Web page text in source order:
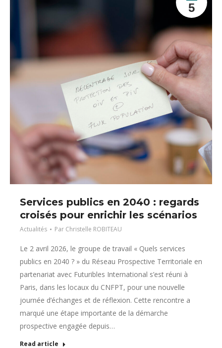
5
Services publics en 2040 : regards
croisés pour enrichir les scénarios
Actualités Par Christelle ROBITEAU
Le 2 avril 2026, le groupe de travail « Quels services
publics en 2040 ? » du Réseau Prospective Territoriale en
partenariat avec Futuribles International s’est réuni à
Paris, dans les locaux du CNFPT, pour une nouvelle
journée d’échanges et de réflexion. Cette rencontre a
marqué une étape importante de la démarche
prospective engagée depuis…
Read article